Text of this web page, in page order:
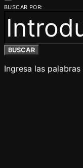
BUSCAR POR:
BUSCAR
Ingresa las